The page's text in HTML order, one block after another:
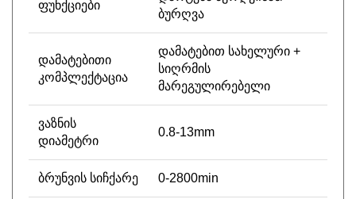
ფუნქციები
ბურღვა
დამატებითი
კომპლექტაცია
დამატებით სახელური +
სიღრმის
მარეგულირებელი
ვაზნის
დიამეტრი
0.8-13mm
ბრუნვის სიჩქარე 0-2800min